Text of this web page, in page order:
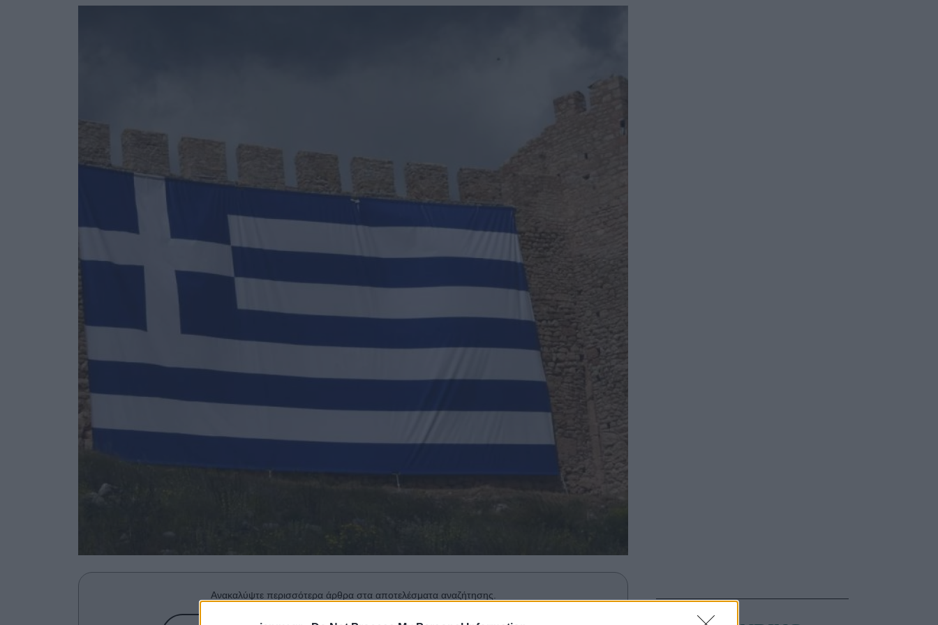
Χωρίς Ταμπέλες
Hautes Grecians Market News
Ανακαλύψτε περισσότερα άρθρα στα αποτελέσματα αναζήτησης.